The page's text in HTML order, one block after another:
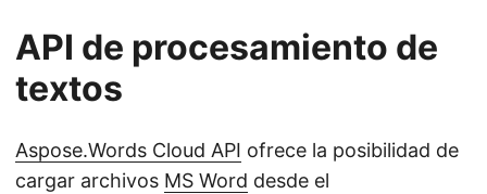
API de procesamiento de
textos
Aspose.Words Cloud API ofrece la posibilidad de
cargar archivos MS Word desde el